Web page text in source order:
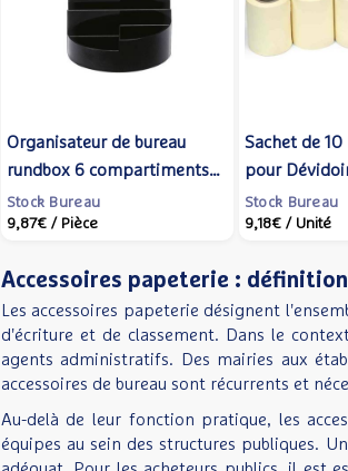
Organisateur de bureau
rundbox 6 compartiments
Noir - MAUL
Stock Bureau
9,87€ / Pièce
Sachet de 10
pour
m x 60 mm
Stock Bureau
9,18€ / Unité
Accessoires papeterie :
Les accessoires papeterie désignent
d'écriture et de classement. Dans le
agents administratifs. Des mairies aux
accessoires de bureau sont récurrents et
Au-delà de leur fonction pratique, les
équipes au sein des structures publiques.